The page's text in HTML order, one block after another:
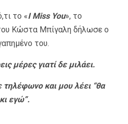
το «I Miss You», το
Κώστα Μπίγαλη δήλωσε ο
του.
μέρες γιατί δε μιλάει.
και μου λέει “θα
εγώ”.